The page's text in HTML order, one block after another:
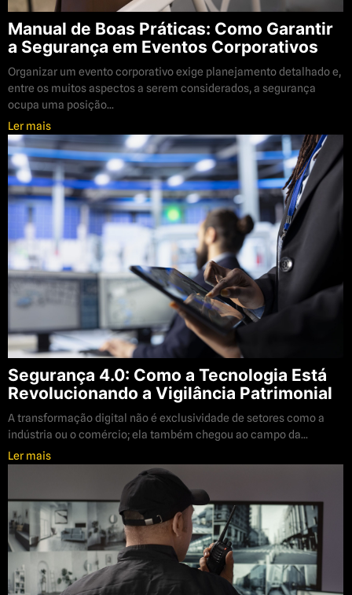
Manual de Boas Práticas: Como Garantir
a Segurança em Eventos Corporativos
Organizar um evento corporativo exige planejamento detalhado e,
entre os muitos aspectos a serem considerados, a segurança
ocupa uma posição...
Ler mais
Segurança 4.0: Como a Tecnologia Está
Revolucionando a Vigilância Patrimonial
A transformação digital não é exclusividade de setores como a
indústria ou o comércio; ela também chegou ao campo da...
Ler mais